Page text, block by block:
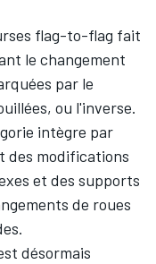
flag-to-flag fait
le changement
par le
ou l'inverse.
intègre par
des modifications
et des supports
de roues
désormais